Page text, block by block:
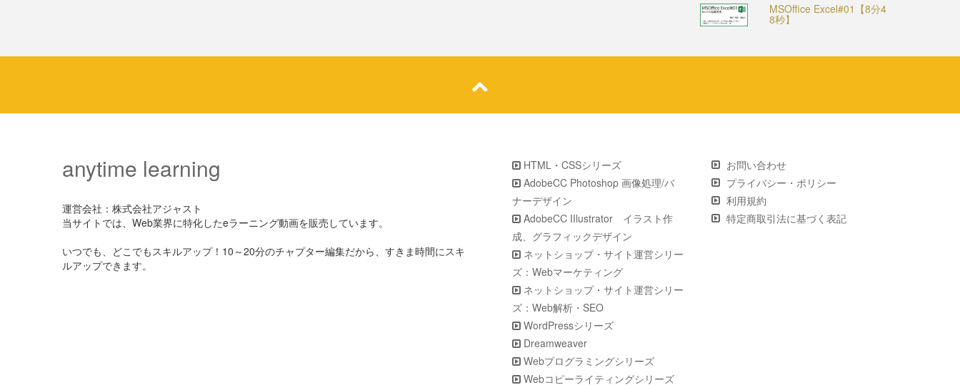
MSOffice Excel#01【8分4
8秒】
anytime learning
運営会社：株式会社アジャスト
当サイトでは、Web業界に特化したeラーニング動画を販売しています。
いつでも、どこでもスキルアップ！10～20分のチャプター編集だから、すきま時間にスキ
ルアップできます。
HTML・CSSシリーズ
AdobeCC Photoshop 画像処理/バ
ナーデザイン
AdobeCC IIlustrator イラスト作
成、グラフィックデザイン
ネットショップ・サイト運営シリー
ズ：Webマーケティング
ネットショップ・サイト運営シリー
ズ：Web解析・SEO
WordPressシリーズ
Dreamweaver
Webプログラミングシリーズ
Webコピーライティングシリーズ
お問い合わせ
プライバシー・ポリシー
利用規約
特定商取引法に基づく表記